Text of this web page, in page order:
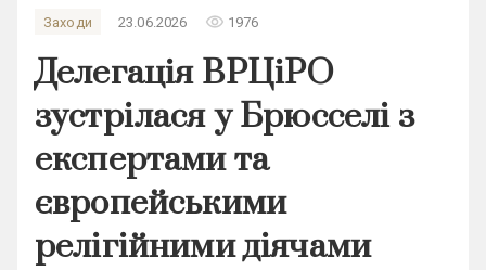
Заходи 23.06.2026 remove_red_eye 1976
Делегація ВРЦіРО
зустрілася у Брюсселі з
експертами та
європейськими
релігійними діячами